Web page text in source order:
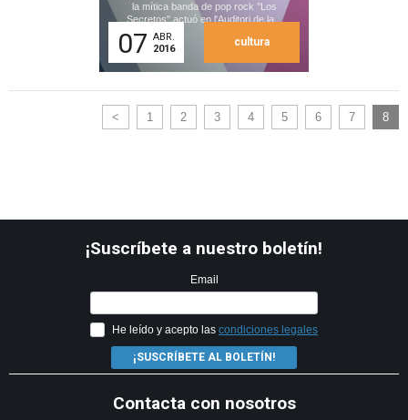
la mítica banda de pop rock "Los
Secretos" actuó en l'Auditori de la...
07 ABR.
2016
cultura
< 1 2 3 4 5 6 7 8
¡Suscríbete a nuestro boletín!
Email
He leído y acepto las condiciones legales
¡SUSCRÍBETE AL BOLETÍN!
Contacta con nosotros